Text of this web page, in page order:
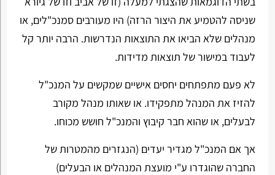
שניסה להטמיע את היצור הרזה) היו מעורבים סמנכ"לים, או
מנהלים שלא הביאו את התוצאות הנדרשות. הרבה יותר קל
לעבוד במישור של תוצאות מדידות.
לא פעם מתפתחים יחסים אישיים שמקשים על המנכ"ל
להזיז את המנהל מתפקידו. או שאותו מנהל מקורב
לבעלים, או שהוא חבר קיבוץ והמנכ"ל חושש מכוחו.
אך אם המנכ"ל מגדיר יעדים (הנגזרים מהמטרות של
החברה שהוגדרו ע"י מועצת המנהלים או הבעלים)